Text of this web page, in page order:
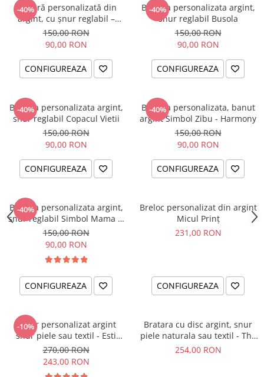
-40%
Brățară personalizată din
argint, cu șnur reglabil –
simbol Soare
150,00 RON
90,00 RON
CONFIGUREAZA
-40%
Bratara personalizata argint,
snur reglabil Busola
150,00 RON
90,00 RON
CONFIGUREAZA
-40%
Bratara personalizata argint,
snur reglabil Copacul Vietii
150,00 RON
90,00 RON
CONFIGUREAZA
-40%
Bratara personalizata, banut
argint Simbol Zibu - Harmony
150,00 RON
90,00 RON
CONFIGUREAZA
-40%
Bratara personalizata argint,
snur reglabil Simbol Mama &
Bebe
150,00 RON
90,00 RON
CONFIGUREAZA
Breloc personalizat din argint
Micul Prinț
231,00 RON
CONFIGUREAZA
-10%
Colier personalizat argint
snur piele sau textil - Esti
parte din noi...
270,00 RON
243,00 RON
Bratara cu disc argint, snur
piele naturala sau textil - The
Circle of Love
254,00 RON